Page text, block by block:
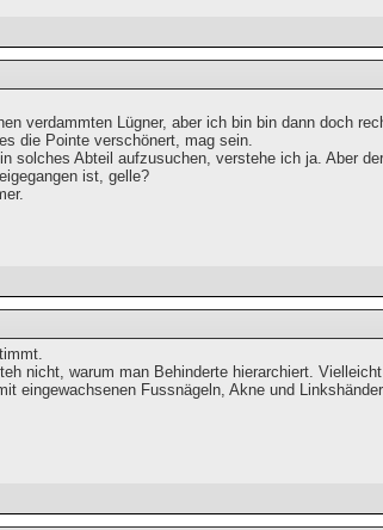
verdammten Lügner, aber ich bin bin dann doch
die Pointe verschönert, mag sein.
solches Abteil aufzusuchen, verstehe ich ja. Aber
ist, gelle?
nicht, warum man Behinderte hierarchiert.
eingewachsenen Fussnägeln, Akne und